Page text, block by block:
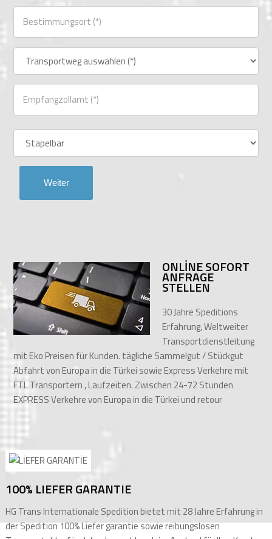
ONLİNE SOFORT
ANFRAGE
STELLEN
30 Jahre Speditions
Erfahrung, Weltweiter
Transportdienstleitung
mit Eko Preisen für Kunden. tägliche Sammelgut / Stückgut
Abfahrt von Europa in die Türkei sowie Express Verkehre mit
FTL Transportern , Laufzeiten. Zwischen 24-72 Stunden
EXPRESS Verkehre von Europa in die Türkei und retour
100% LIEFER GARANTIE
HG Trans Internationale Spedition bietet mit 28 Jahre Erfahrung in
der Spedition 100% Liefer garantie sowie reibungslosen